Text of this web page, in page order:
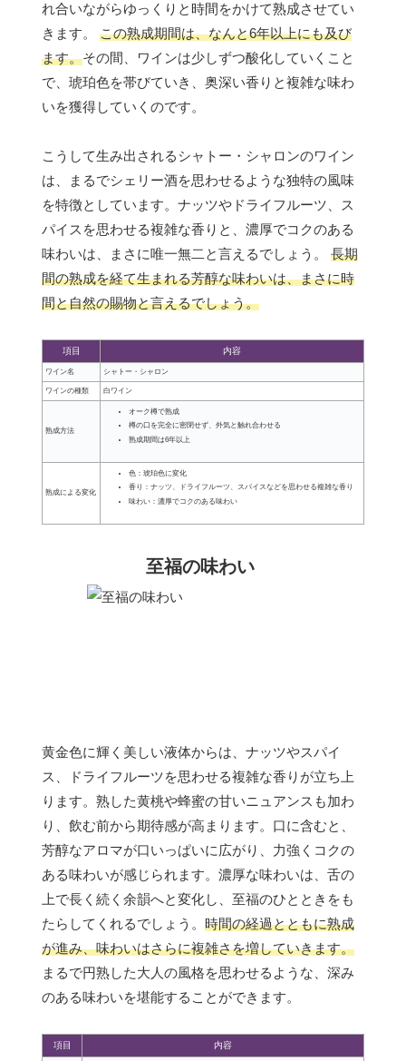
れ合いながらゆっくりと時間をかけて熟成させてい
きます。 この熟成期間は、なんと6年以上にも及び
ます。その間、ワインは少しずつ酸化していくこと
で、琥珀色を帯びていき、奥深い香りと複雑な味わ
いを獲得していくのです。
こうして生み出されるシャトー・シャロンのワイン
は、まるでシェリー酒を思わせるような独特の風味
を特徴としています。ナッツやドライフルーツ、ス
パイスを思わせる複雑な香りと、濃厚でコクのある
味わいは、まさに唯一無二と言えるでしょう。 長期
間の熟成を経て生まれる芳醇な味わいは、まさに時
間と自然の賜物と言えるでしょう。
項目 内容
ワイン名 シャトー・シャロン
ワインの種類 白ワイン
熟成方法
オーク樽で熟成
樽の口を完全に密閉せず、外気と触れ合わせる
熟成期間は6年以上
熟成による変化
色：琥珀色に変化
香り：ナッツ、ドライフルーツ、スパイスなどを思わせる複雑な香り
味わい：濃厚でコクのある味わい
至福の味わい
黄金色に輝く美しい液体からは、ナッツやスパイ
ス、ドライフルーツを思わせる複雑な香りが立ち上
ります。熟した黄桃や蜂蜜の甘いニュアンスも加わ
り、飲む前から期待感が高まります。口に含むと、
芳醇なアロマが口いっぱいに広がり、力強くコクの
ある味わいが感じられます。濃厚な味わいは、舌の
上で長く続く余韻へと変化し、至福のひとときをも
たらしてくれるでしょう。 時間の経過とともに熟成
が進み、味わいはさらに複雑さを増していきます。
まるで円熟した大人の風格を思わせるような、深み
のある味わいを堪能することができます。
項目 内容